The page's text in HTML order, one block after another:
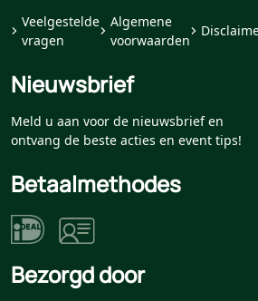
Veelgestelde
vragen
Algemene
voorwaarden
Nieuwsbrief
Meld u aan voor de nieuwsbrief en
ontvang de beste acties en event tips!
Betaalmethodes
Bezorgd door